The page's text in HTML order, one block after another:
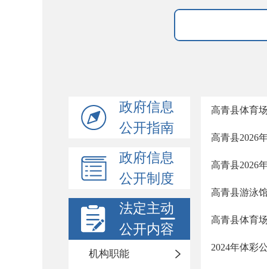
政府信息
公开指南
政府信息
公开制度
法定主动
公开内容
机构职能
高青县体育
高青县2026
高青县2026
高青县游泳
高青县体育
2024年体彩